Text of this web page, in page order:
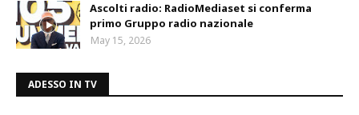
Ascolti radio: RadioMediaset si conferma
primo Gruppo radio nazionale
May 15, 2026
ADESSO IN TV